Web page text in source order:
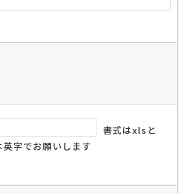
書式はxlsと
字でお願いします